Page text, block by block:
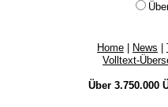
Home News
Volltext-
Über 3.750.000